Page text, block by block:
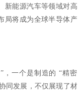
新能源汽车等领域对高
局将成为全球半导体产
，一个是制造的 “精密
同发展，不仅展现了材